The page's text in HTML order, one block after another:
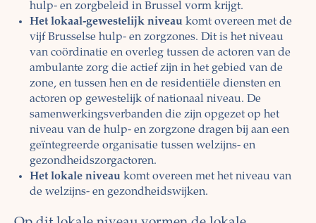
hulp- en zorgbeleid in Brussel vorm krijgt.
Het lokaal-gewestelijk niveau komt overeen met de
vijf Brusselse hulp- en zorgzones. Dit is het niveau
van coördinatie en overleg tussen de actoren van de
ambulante zorg die actief zijn in het gebied van de
zone, en tussen hen en de residentiële diensten en
actoren op gewestelijk of nationaal niveau. De
samenwerkingsverbanden die zijn opgezet op het
niveau van de hulp- en zorgzone dragen bij aan een
geïntegreerde organisatie tussen welzijns- en
gezondheidszorgactoren.
Het lokale niveau komt overeen met het niveau van
de welzijns- en gezondheidswijken.